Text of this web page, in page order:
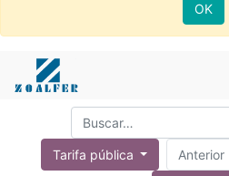
OK
Tarifa pública Anterior